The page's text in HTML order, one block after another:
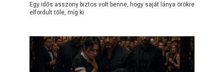
Egy idős asszony biztos volt benne, hogy saját lánya örökre
elfordult tőle, míg ki